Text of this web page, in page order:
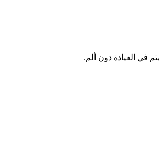
في العيادة دون ألم.